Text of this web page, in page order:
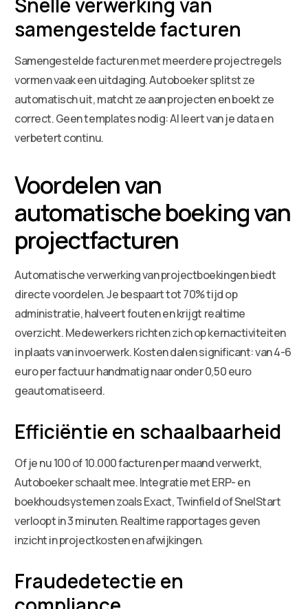
samengestelde facturen
Samengestelde facturen met meerdere projectregels
vormen vaak een uitdaging. Autoboeker splitst ze
automatisch uit, matcht ze aan projecten en boekt ze
correct. Geen templates nodig: AI leert van je data en
verbetert continu.
Voordelen van
automatische boeking van
projectfacturen
Automatische verwerking van projectboekingen biedt
directe voordelen. Je bespaart tot 70% tijd op
administratie, halveert fouten en krijgt realtime
overzicht. Medewerkers richten zich op kernactiviteiten
in plaats van invoerwerk. Kosten dalen significant: van 4-6
euro per factuur handmatig naar onder 0,50 euro
geautomatiseerd.
Efficiëntie en schaalbaarheid
Of je nu 100 of 10.000 facturen per maand verwerkt,
Autoboeker schaalt mee. Integratie met ERP- en
boekhoudsystemen zoals Exact, Twinfield of SnelStart
verloopt in 3 minuten. Realtime rapportages geven
inzicht in projectkosten en afwijkingen.
Fraudedetectie en